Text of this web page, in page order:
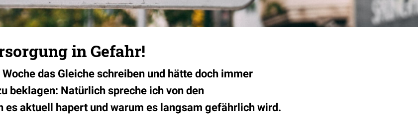
in Gefahr!
das Gleiche schreiben und hätte doch immer
beklagen: Natürlich spreche ich von den
es aktuell hapert und warum es langsam gefährlich wird.